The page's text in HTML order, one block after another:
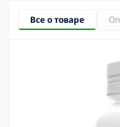
Все о товаре